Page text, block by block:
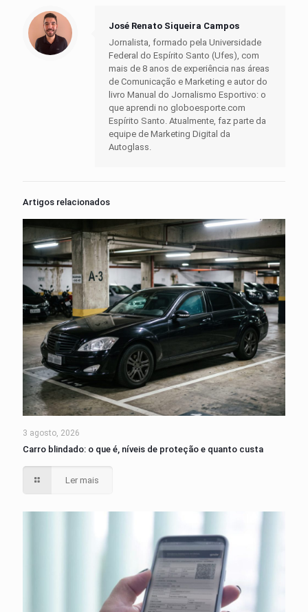
José Renato Siqueira Campos
Jornalista, formado pela Universidade
Federal do Espírito Santo (Ufes), com
mais de 8 anos de experiência nas áreas
de Comunicação e Marketing e autor do
livro Manual do Jornalismo Esportivo: o
que aprendi no globoesporte.com
Espírito Santo. Atualmente, faz parte da
equipe de Marketing Digital da
Autoglass.
Artigos relacionados
3 agosto, 2026
Carro blindado: o que é, níveis de proteção e quanto custa
Ler mais